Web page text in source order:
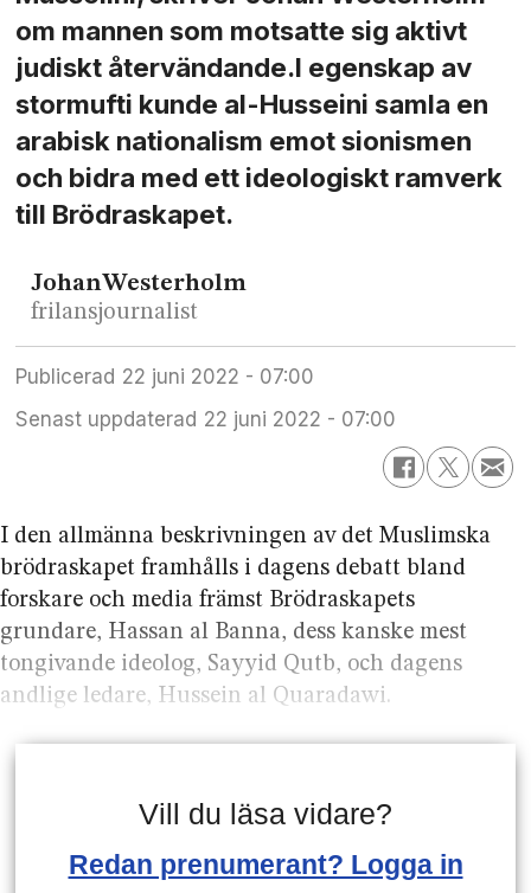
om mannen som motsatte sig aktivt
judiskt återvändande.I egenskap av
stormufti kunde al-Husseini samla en
arabisk nationalism emot sionismen
och bidra med ett ideologiskt ramverk
till Brödraskapet.
JohanWesterholm
frilansjournalist
Publicerad
22 juni 2022 - 07:00
Senast uppdaterad
22 juni 2022 - 07:00
I den allmänna beskrivningen av det Muslimska
brödraskapet framhålls i dagens debatt bland
forskare och media främst Brödraskapets
grundare, Hassan al Banna, dess kanske mest
tongivande ideolog, Sayyid Qutb, och dagens
andlige ledare, Hussein al Quaradawi.
Vill du läsa vidare?
Redan prenumerant? Logga in